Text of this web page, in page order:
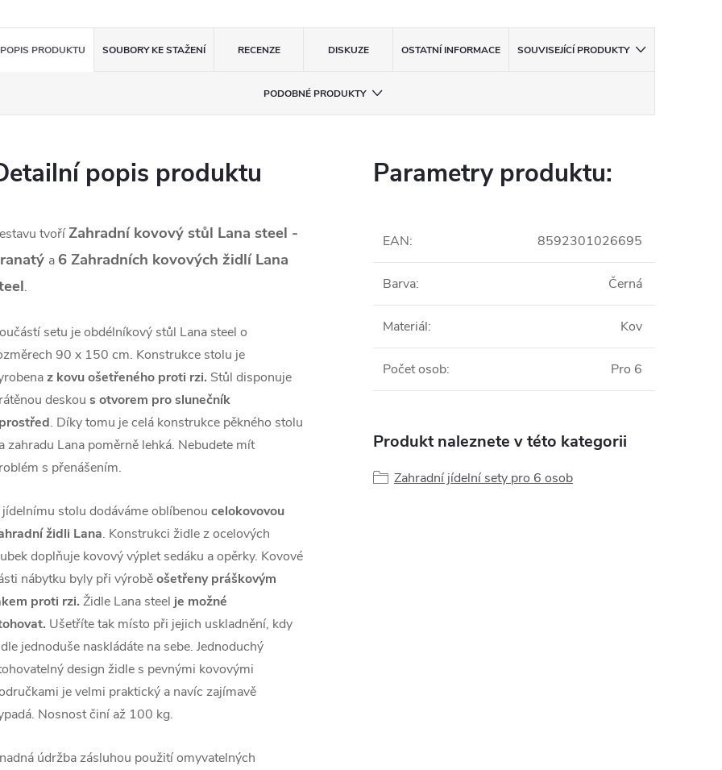
POPIS PRODUKTU SOUBORY KE STAŽENÍ RECENZE DISKUZE OSTATNÍ INFORMACE SOUVISEJÍCÍ PRODUKTY
PODOBNÉ PRODUKTY
popis produktu
tvoří Zahradní kovový stůl Lana steel -
a 6 Zahradních kovových židlí Lana
.
setu je obdélníkový stůl Lana steel o
90 x 150 cm. Konstrukce stolu je
z kovu ošetřeného proti rzi. Stůl disponuje
deskou s otvorem pro slunečník
. Díky tomu je celá konstrukce pěkného stolu
zahradu Lana poměrně lehká. Nebudete mít
s přenášením.
jídelnímu stolu dodáváme oblíbenou celokovovou
židli Lana. Konstrukci židle z ocelových
doplňuje kovový výplet sedáku a opěrky. Kovové
nábytku byly při výroběošetřeny práškovým
proti rzi. Židle Lana steel je možné
Ušetříte tak místo při jejich uskladnění, kdy
jednoduše naskládáte na sebe. Jednoduchý
design židle s pevnými kovovými
je velmi praktický a navíc zajímavě
Nosnost činí až 100 kg.
údržba zásluhou použití omyvatelných
Parametry produktu:
EAN: 8592301026695
Barva: Černá
Materiál: Kov
Počet osob: Pro 6
Produkt naleznete v této kategorii
Zahradní jídelní sety pro 6 osob